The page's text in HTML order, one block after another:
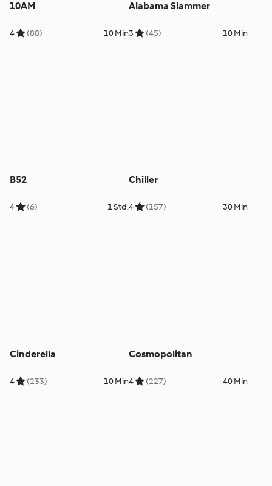
10AM
4 (88) 10 Min
Alabama Slammer
3 (45) 10 Min
B52
4 (6) 1 Std.
Chiller
4 (157) 30 Min
Cinderella
4 (233) 10 Min
Cosmopolitan
4 (227) 40 Min